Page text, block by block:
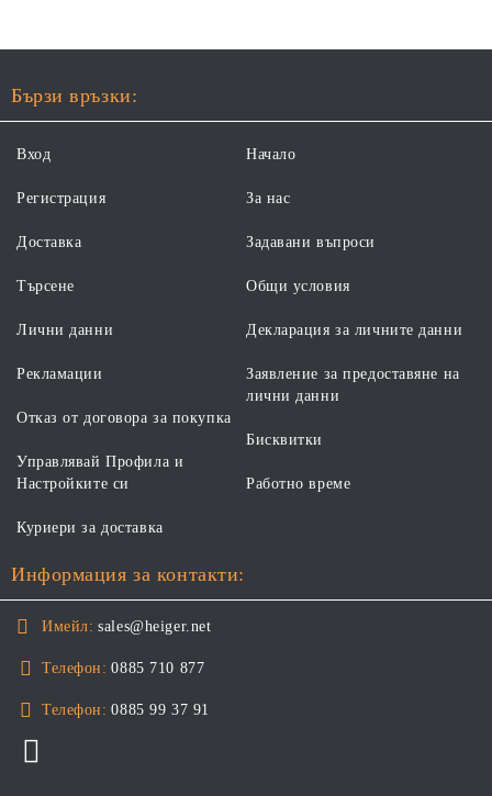
Бързи връзки:
Вход
Регистрация
Доставка
Търсене
Начало
За нас
Задавани въпроси
Общи условия
Лични данни
Рекламации
Отказ от договора за покупка
Управлявай Профила и
Настройките си
Декларация за личните данни
Заявление за предоставяне на
лични данни
Бисквитки
Работно време
Куриери за доставка
Информация за контакти:
Имейл: sales@heiger.net
Телефон: 0885 710 877
Телефон: 0885 99 37 91